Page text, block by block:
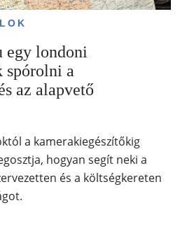
egy londoni
spórolni a
az alapvető
a kamerakiegészítőkig
hogyan segít neki a
és a költségkereten